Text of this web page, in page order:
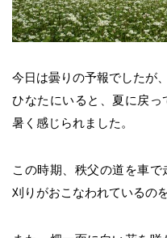
今日は曇りの予報でしたが
ひなたにいると、夏に戻
暑く感じられました。
この時期、秩父の道を車
刈りがおこなわれているの